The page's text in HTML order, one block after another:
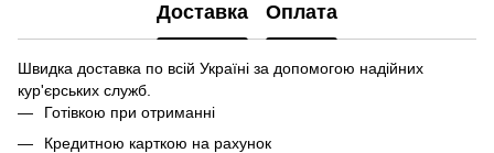
Доставка Оплата
Швидка доставка по всій Україні за допомогою надійних
кур'єрських служб.
Готівкою при отриманні
Кредитною карткою на рахунок